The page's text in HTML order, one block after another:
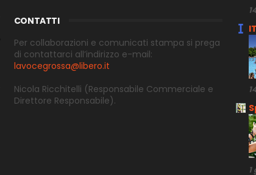
CONTATTI
Per collaborazioni e comunicati stampa si prega
di contattarci all’indirizzo e-mail:
lavocegrossa@libero.it
Nicola Ricchitelli (Responsabile Commerciale e
Direttore Responsabile).